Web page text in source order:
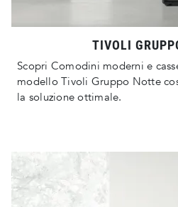
TIVOLI
Scopri Comodini moderni e
modello Tivoli Gruppo Notte
la soluzione ottimale.